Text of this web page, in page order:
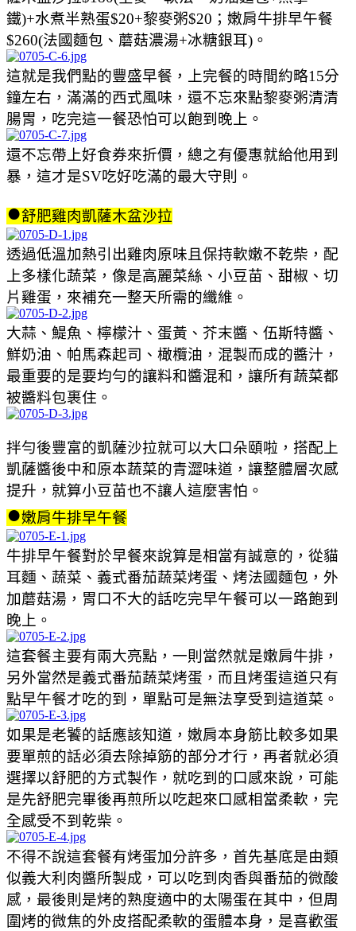
鐵)+水煮半熟蛋$20+黎麥粥$20；嫩肩牛排早午餐
$260(法國麵包、蘑菇濃湯+冰糖銀耳)。
這就是我們點的豐盛早餐，上完餐的時間約略15分
鐘左右，滿滿的西式風味，還不忘來點黎麥粥清清
腸胃，吃完這一餐恐怕可以飽到晚上。
還不忘帶上好食券來折價，總之有優惠就給他用到
暴，這才是SV吃好吃滿的最大守則。
●舒肥雞肉凱薩木盆沙拉
透過低溫加熱引出雞肉原味且保持軟嫩不乾柴，配
上多樣化蔬菜，像是高麗菜絲、小豆苗、甜椒、切
片雞蛋，來補充一整天所需的纖維。
大蒜、鯷魚、檸檬汁、蛋黃、芥末醬、伍斯特醬、
鮮奶油、帕馬森起司、橄欖油，混製而成的醬汁，
最重要的是要均勻的讓料和醬混和，讓所有蔬菜都
被醬料包裹住。
拌勻後豐富的凱薩沙拉就可以大口朵頤啦，搭配上
凱薩醬後中和原本蔬菜的青澀味道，讓整體層次感
提升，就算小豆苗也不讓人這麼害怕。
●嫩肩牛排早午餐
牛排早午餐對於早餐來說算是相當有誠意的，從貓
耳麵、蔬菜、義式番茄蔬菜烤蛋、烤法國麵包，外
加蘑菇湯，胃口不大的話吃完早午餐可以一路飽到
晚上。
這套餐主要有兩大亮點，一則當然就是嫩肩牛排，
另外當然是義式番茄蔬菜烤蛋，而且烤蛋這道只有
點早午餐才吃的到，單點可是無法享受到這道菜。
如果是老饕的話應該知道，嫩肩本身筋比較多如果
要單煎的話必須去除掉筋的部分才行，再者就必須
選擇以舒肥的方式製作，就吃到的口感來說，可能
是先舒肥完畢後再煎所以吃起來口感相當柔軟，完
全感受不到乾柴。
不得不說這套餐有烤蛋加分許多，首先基底是由類
似義大利肉醬所製成，可以吃到肉香與番茄的微酸
感，最後則是烤的熟度適中的太陽蛋在其中，但周
圍烤的微焦的外皮搭配柔軟的蛋體本身，是喜歡蛋